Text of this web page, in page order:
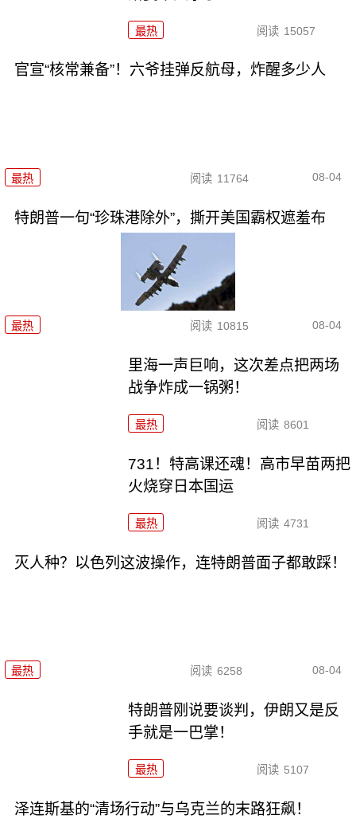
最热 阅读 15057
官宣“核常兼备”！六爷挂弹反航母，炸醒多少人
最热 阅读 11764 08-04
特朗普一句“珍珠港除外”，撕开美国霸权遮羞布
最热 阅读 10815 08-04
里海一声巨响，这次差点把两场
战争炸成一锅粥！
最热 阅读 8601
731！特高课还魂！高市早苗两把
火烧穿日本国运
最热 阅读 4731
灭人种？以色列这波操作，连特朗普面子都敢踩！
最热 阅读 6258 08-04
特朗普刚说要谈判，伊朗又是反
手就是一巴掌！
最热 阅读 5107
泽连斯基的“清场行动”与乌克兰的末路狂飙！